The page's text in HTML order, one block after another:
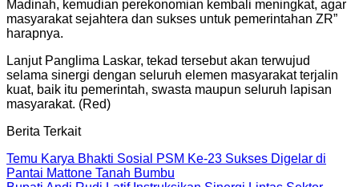
Madinah, kemudian perekonomian kembali meningkat, agar
masyarakat sejahtera dan sukses untuk pemerintahan ZR”
harapnya.
Lanjut Panglima Laskar, tekad tersebut akan terwujud
selama sinergi dengan seluruh elemen masyarakat terjalin
kuat, baik itu pemerintah, swasta maupun seluruh lapisan
masyarakat. (Red)
Berita Terkait
Temu Karya Bhakti Sosial PSM Ke-23 Sukses Digelar di
Pantai Mattone Tanah Bumbu